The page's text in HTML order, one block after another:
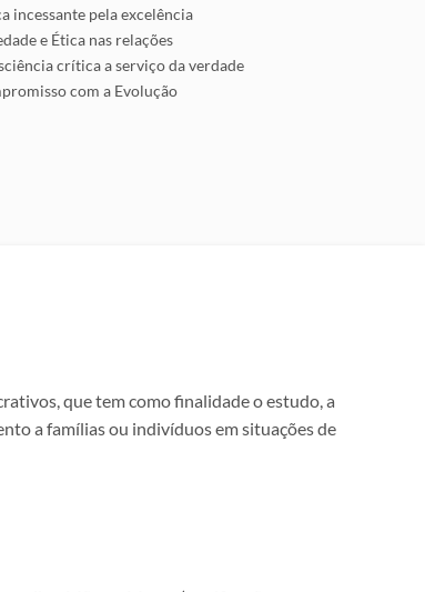
incessante pela excelência
e Ética nas relações
crítica a serviço da verdade
com a Evolução
que tem como finalidade o estudo, a
a famílias ou indivíduos em situações de